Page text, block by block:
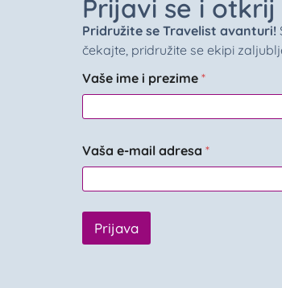
Prijavi se i
Pridružite se Travelist avanturi!
čekajte, pridružite se ekipi
Vaše ime i prezime *
Vaša e-mail adresa *
Prijava